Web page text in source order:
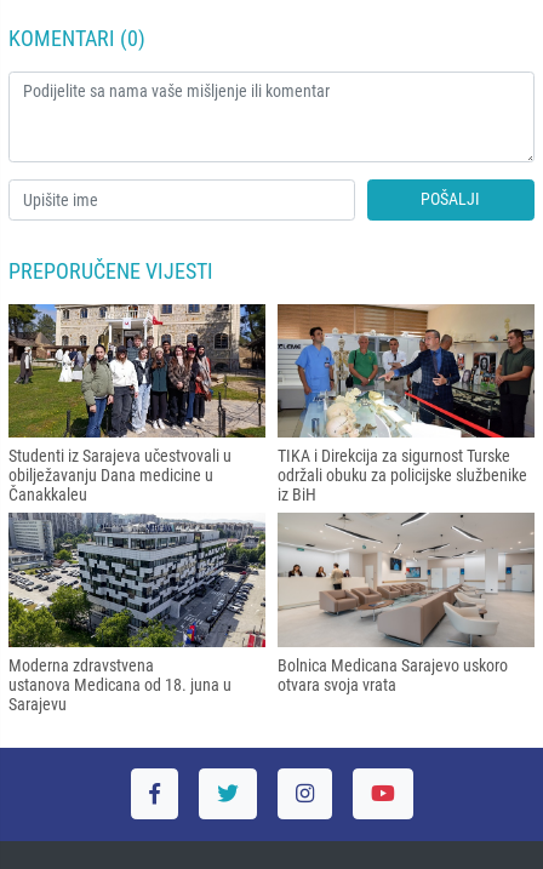
KOMENTARI (0)
POŠALJI
PREPORUČENE VIJESTI
Studenti iz Sarajeva učestvovali u
obilježavanju Dana medicine u
Čanakkaleu
TIKA i Direkcija za sigurnost Turske
održali obuku za policijske službenike
iz BiH
Moderna zdravstvena
ustanova Medicana od 18. juna u
Sarajevu
Bolnica Medicana Sarajevo uskoro
otvara svoja vrata